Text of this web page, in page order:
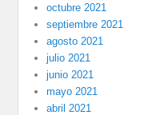
octubre 2021
septiembre 2021
agosto 2021
julio 2021
junio 2021
mayo 2021
abril 2021